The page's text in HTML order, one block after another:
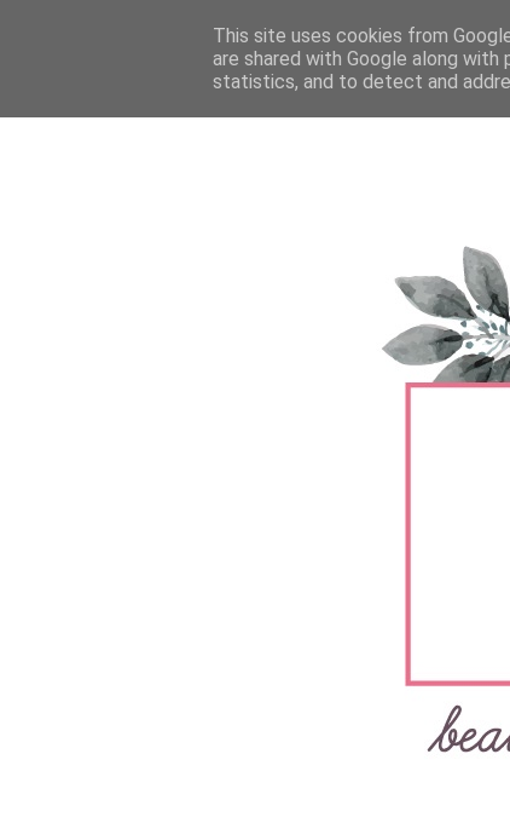
TERMÉKTESZTEK
This site uses cookies from
are shared with Google along
statistics, and to detect and